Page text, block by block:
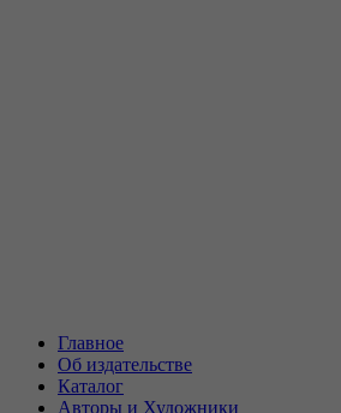
Главное
Об издательстве
Каталог
Авторы и Художники